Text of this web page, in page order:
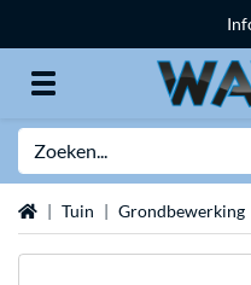
HomeTuin Grondbewerking